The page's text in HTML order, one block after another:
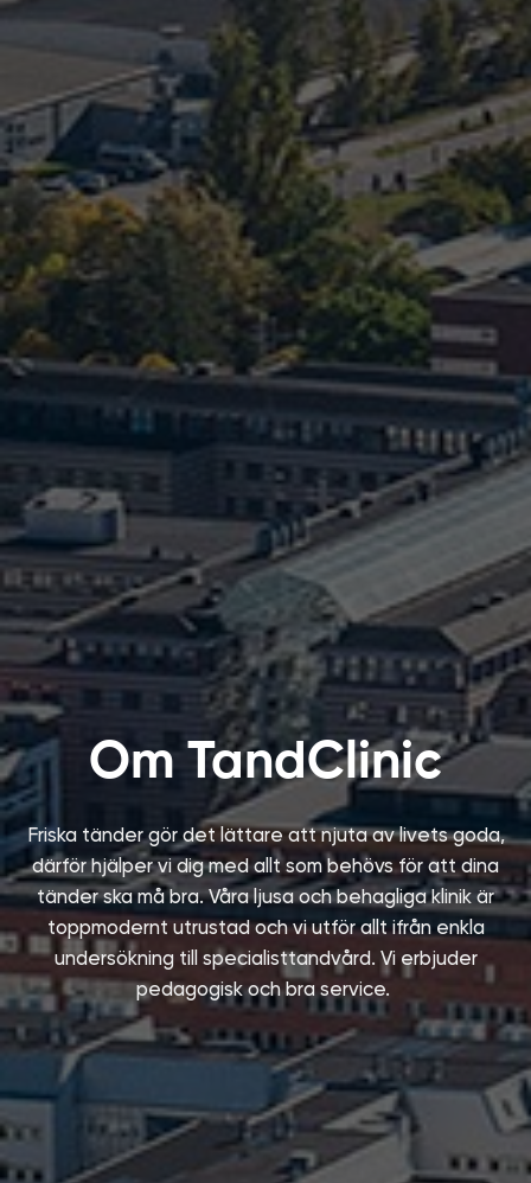
Om TandClinic
Friska tänder gör det lättare att njuta av livets goda,
därför hjälper vi dig med allt som behövs för att dina
tänder ska må bra. Våra ljusa och behagliga klinik är
toppmodernt utrustad och vi utför allt ifrån enkla
undersökning till specialisttandvård. Vi erbjuder
pedagogisk och bra service.